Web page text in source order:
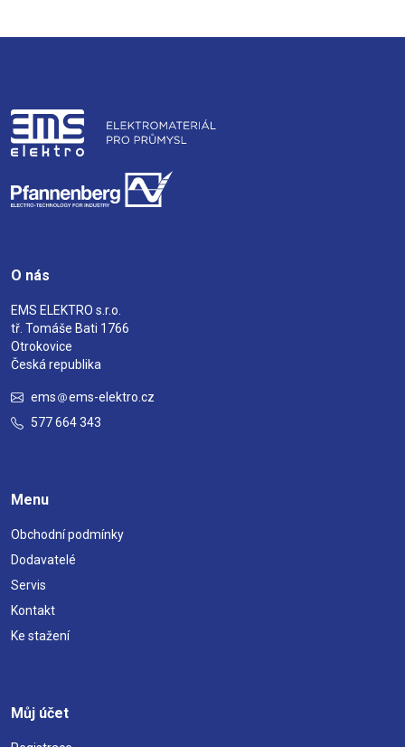
O nás
EMS ELEKTRO s.r.o.
tř. Tomáše Bati 1766
Otrokovice
Česká republika
ems
ems-elektro.cz
577 664 343
Menu
Obchodní podmínky
Dodavatelé
Servis
Kontakt
Ke stažení
Můj účet